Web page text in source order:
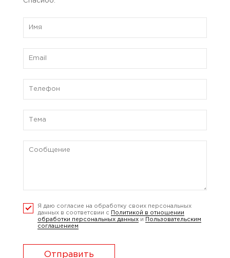
Я даю согласие на обработку своих персональных
данных в соответсвии с
Политикой в отношении
обработки персональных данных и
Пользовательским
соглашением
Отправить